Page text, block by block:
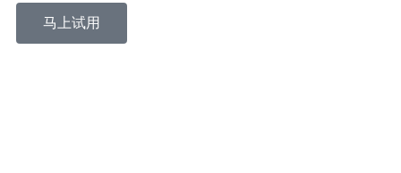
马上试用